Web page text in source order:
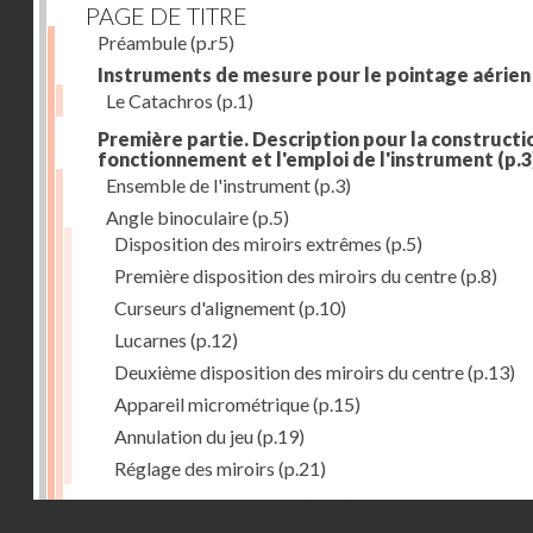
PAGE DE TITRE
Préambule(p.r5)
Instruments de mesure pour le pointage aérien
Le Catachros (p.1)
Première partie. Description pour la
fonctionnement et l'emploi de l'instrument
Ensemble de l'instrument(p.3)
Angle binoculaire(p.5)
Disposition des miroirs extrêmes (p.5)
Première disposition des miroirs du centre(p.8)
Curseurs d'alignement(p.10)
Lucarnes (p.12)
Deuxième disposition des miroirs du centre(p.13)
Appareil micrométrique(p.15)
Annulation du jeu(p.19)
Réglage des miroirs (p.21)
Mouvement oscillatoire(p.23)